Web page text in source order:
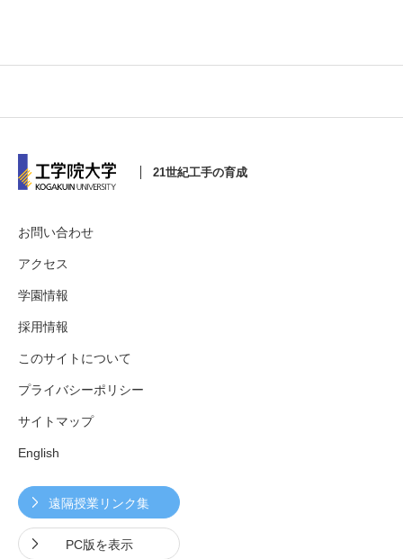
21世紀工手の育成
お問い合わせ
アクセス
学園情報
採用情報
このサイトについて
プライバシーポリシー
サイトマップ
English
遠隔授業リンク集
PC版を表示